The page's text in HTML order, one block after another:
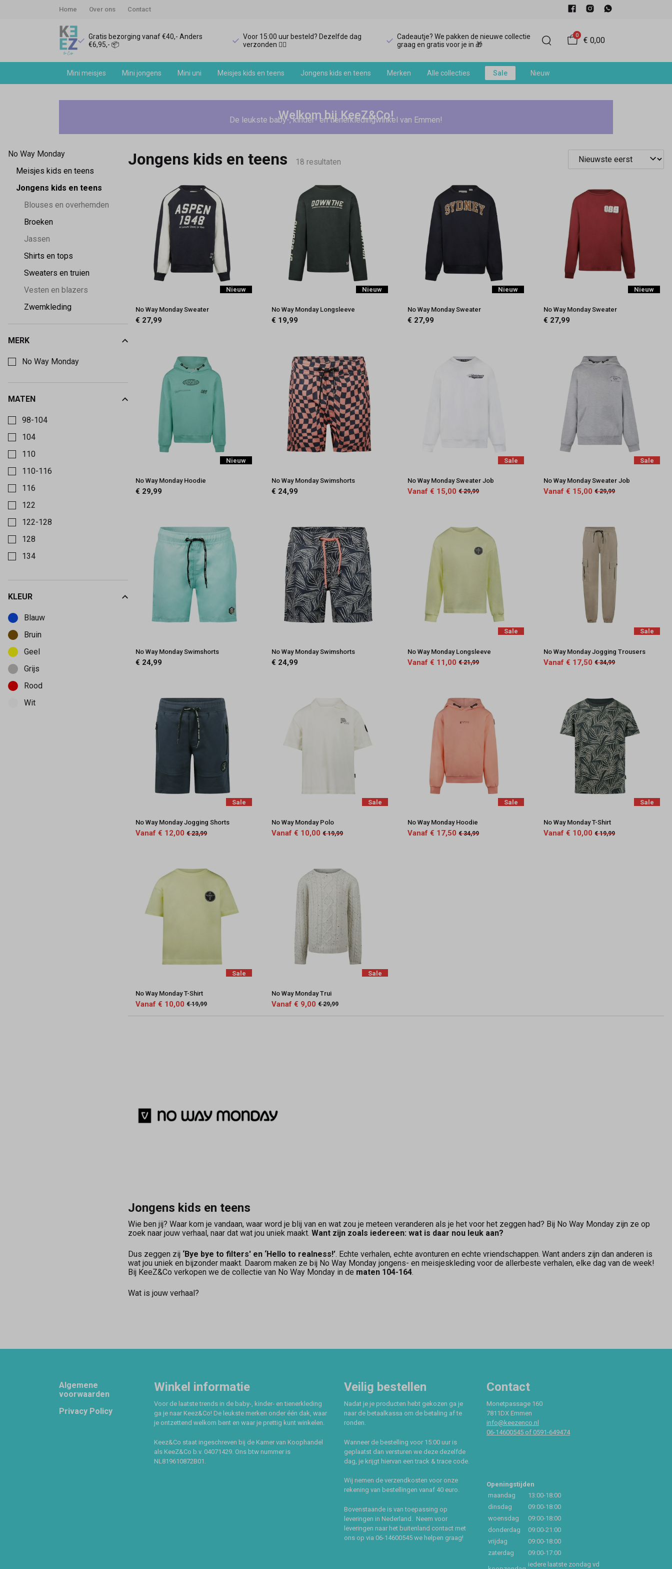
Home Over ons Contact
Gratis bezorging vanaf €40,- Anders
€6,95,- 📦
Voor 15:00 uur besteld? Dezelfde dag
verzonden 🏃‍♀️
Cadeautje? We pakken de nieuwe collectie
graag en gratis voor je in 🎁
0
€ 0,00
Mini meisjes Mini jongens Mini uni Meisjes kids en teens Jongens kids en teens Merken Alle collecties Sale Nieuw
Monday
jongens
Keez&Co
Welkom bij KeeZ&Co!
De leukste baby-, kinder- en tienerkledingwinkel van Emmen!
No Way Monday
Meisjes kids en teens
Jongens kids en teens
Blouses en overhemden
Broeken
Jassen
Shirts en tops
Sweaters en truien
Vesten en blazers
Zwemkleding
MERK
No Way Monday
MATEN
98-104
104
110
110-116
116
122
122-128
128
134
164
KLEUR
Blauw
Bruin
Geel
Grijs
Rood
Wit
Jongens kids en teens 18 resultaten
Nieuw
No Way Monday Sweater
€ 27,99
Nieuw
No Way Monday Longsleeve
€ 19,99
Nieuw
No Way Monday Sweater
€ 27,99
Nieuw
No Way Monday Sweater
€ 27,99
Nieuw
No Way Monday Hoodie
€ 29,99
No Way Monday Swimshorts
€ 24,99
Sale
No Way Monday Sweater Job
Vanaf € 15,00 € 29,99
Sale
No Way Monday Sweater Job
Vanaf € 15,00 € 29,99
No Way Monday Swimshorts
€ 24,99
No Way Monday Swimshorts
€ 24,99
Sale
No Way Monday Longsleeve
Vanaf € 11,00 € 21,99
Sale
No Way Monday Jogging Trousers
Vanaf € 17,50 € 34,99
Sale
No Way Monday Jogging Shorts
Vanaf € 12,00 € 23,99
Sale
No Way Monday Polo
Vanaf € 10,00 € 19,99
Sale
No Way Monday Hoodie
Vanaf € 17,50 € 34,99
Sale
No Way Monday T-Shirt
Vanaf € 10,00 € 19,99
Sale
No Way Monday T-Shirt
Vanaf € 10,00 € 19,99
Sale
No Way Monday Trui
Vanaf € 9,00 € 29,99
Jongens kids en teens
Wie ben jij? Waar kom je vandaan, waar word je blij van en wat zou je meteen veranderen als je het voor het zeggen had? Bij No Way Monday zijn ze op
zoek naar jouw verhaal, naar dat wat jou uniek maakt. Want zijn zoals iedereen: wat is daar nou leuk aan?
Dus zeggen zij ‘Bye bye to filters' en ‘Hello to realness!’. Echte verhalen, echte avonturen en echte vriendschappen. Want anders zijn dan anderen is
wat jou uniek en bijzonder maakt. Daarom maken ze bij No Way Monday jongens- en meisjeskleding voor de allerbeste verhalen, elke dag van de week!
Bij KeeZ&Co verkopen we de collectie van No Way Monday in de maten 104-164.
Wat is jouw verhaal?
Footer
Algemene
voorwaarden
Privacy Policy
Winkel informatie
Voor de laatste trends in de baby-, kinder- en tienerkleding
ga je naar Keez&Co! De leukste merken onder één dak, waar
je ontzettend welkom bent en waar je prettig kunt winkelen.
Keez&Co staat ingeschreven bij de Kamer van Koophandel
als KeeZ&Co b.v. 04071429. Ons btw nummer is
NL819610872B01.
Veilig bestellen
Nadat je je producten hebt gekozen ga je
naar de betaalkassa om de betaling af te
ronden.
Wanneer de bestelling voor 15:00 uur is
geplaatst dan versturen we deze dezelfde
dag, je krijgt hiervan een track & trace code.
Wij nemen de verzendkosten voor onze
rekening van bestellingen vanaf 40 euro.
Bovenstaande is van toepassing op
leveringen in Nederland. Neem voor
leveringen naar het buitenland contact met
ons op via 06-14600545 we helpen graag!
Contact
Monetpassage 160
7811DX Emmen
info@keezenco.nl
06-14600545 of 0591-649474
Openingstijden
maandag
13:00-18:00
dinsdag
09:00-18:00
woensdag
09:00-18:00
donderdag
09:00-21:00
vrijdag
09:00-18:00
zaterdag
09:00-17:00
iedere laatste zondag vd